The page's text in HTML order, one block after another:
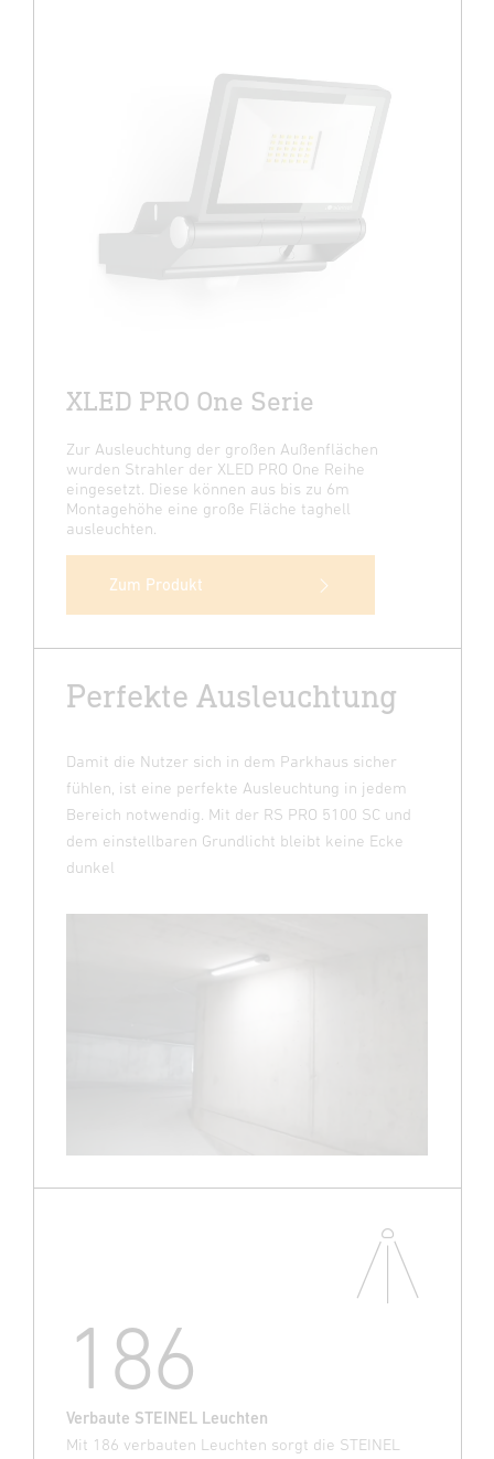
XLED PRO One Serie
Zur Ausleuchtung der großen Außenflächen
wurden Strahler der XLED PRO One Reihe
eingesetzt. Diese können aus bis zu 6m
Montagehöhe eine große Fläche taghell
ausleuchten.
Zum Produkt
Perfekte Ausleuchtung
Damit die Nutzer sich in dem Parkhaus sicher
fühlen, ist eine perfekte Ausleuchtung in jedem
Bereich notwendig. Mit der RS PRO 5100 SC und
dem einstellbaren Grundlicht bleibt keine Ecke
dunkel
186
Verbaute STEINEL Leuchten
Mit 186 verbauten Leuchten sorgt die STEINEL